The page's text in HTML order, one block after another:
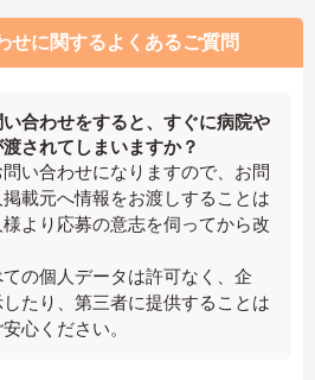
せに関するよくあるご質問
合わせをすると、すぐに病院や
されてしまいますか？
い合わせになりますので、お問
載元へ情報をお渡しすることは
より応募の意志を伺ってから改
の個人データは許可なく、企
たり、第三者に提供することは
心ください。